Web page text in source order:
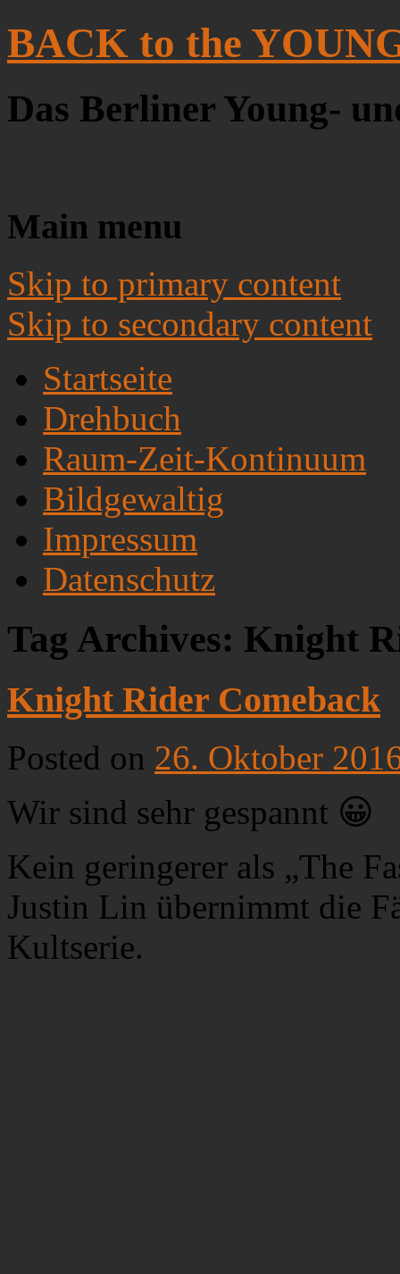
BACK to the
Das Berliner Young-
Main menu
Skip to primary content
Skip to secondary content
Startseite
Drehbuch
Raum-Zeit-Kontinuum
Bildgewaltig
Impressum
Datenschutz
Tag Archives: Knight
Knight Rider Comeback
Posted on 26. Oktober
Wir sind sehr gespannt 😀
Kein geringerer als „The
Justin Lin übernimmt die
Kultserie.